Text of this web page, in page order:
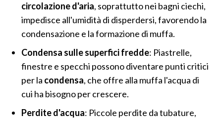
circolazione d'aria, soprattutto nei bagni ciechi,
impedisce all'umidità di disperdersi, favorendo la
condensazione e la formazione di muffa.
Condensa sulle superfici fredde: Piastrelle,
finestre e specchi possono diventare punti critici
per la condensa, che offre alla muffa l'acqua di
cui ha bisogno per crescere.
Perdite d'acqua: Piccole perdite da tubature,